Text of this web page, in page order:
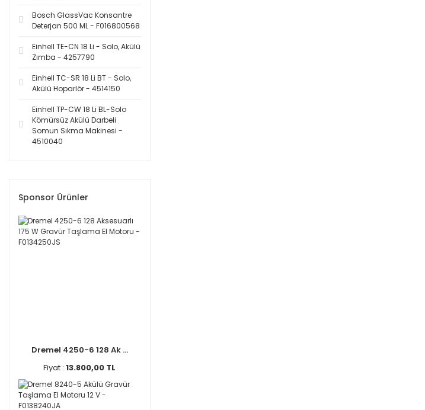
Bosch GlassVac Konsantre
Deterjan 500 ML - F016800568
Einhell TE-CN 18 Li - Solo, Akülü
Zımba - 4257790
Einhell TC-SR 18 Li BT - Solo,
Akülü Hoparlör - 4514150
Einhell TP-CW 18 Li BL-Solo
Kömürsüz Akülü Darbeli
Somun Sıkma Makinesi -
4510040
Sponsor Ürünler
Dremel 4250-6 128 Ak ...
Fiyat :13.800,00 TL